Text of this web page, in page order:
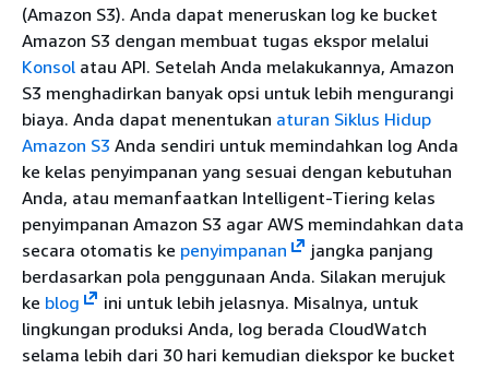
(Amazon S3). Anda dapat meneruskan log ke bucket
Amazon S3 dengan membuat tugas ekspor melalui
Konsol atau API. Setelah Anda melakukannya, Amazon
S3 menghadirkan banyak opsi untuk lebih mengurangi
biaya. Anda dapat menentukan aturan Siklus Hidup
Amazon S3 Anda sendiri untuk memindahkan log Anda
ke kelas penyimpanan yang sesuai dengan kebutuhan
Anda, atau memanfaatkan Intelligent-Tiering kelas
penyimpanan Amazon S3 agar AWS memindahkan data
secara otomatis ke penyimpanan
jangka panjang
berdasarkan pola penggunaan Anda. Silakan merujuk
ke blog
ini untuk lebih jelasnya. Misalnya, untuk
lingkungan produksi Anda, log berada CloudWatch
selama lebih dari 30 hari kemudian diekspor ke bucket